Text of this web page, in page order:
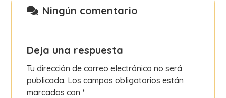
Ningún comentario
Deja una respuesta
Tu dirección de correo electrónico no será
publicada. Los campos obligatorios están
marcados con*